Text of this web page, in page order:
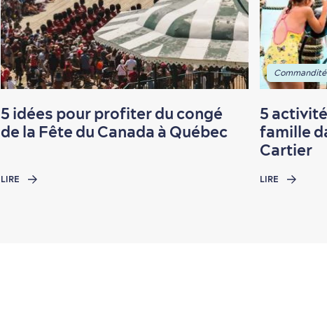
5 idées pour profiter du congé
de la Fête du Canada à Québec
LIRE
Commandité
5
famille
Cartier
LIRE